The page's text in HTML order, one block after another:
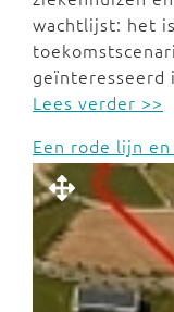
wachtlijst: het
geïnteresseerd
Lees verder >>
Een rode lijn